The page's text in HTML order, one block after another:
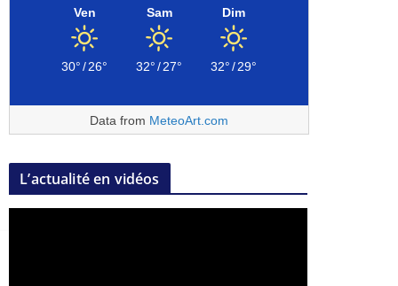
Ven
30°/26°
Sam
32°/27°
Dim
32°/29°
Data from MeteoArt.com
L’actualité en vidéos